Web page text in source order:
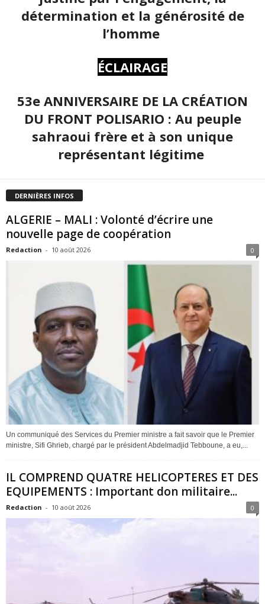
détermination et la générosité de
l’homme
ÉCLAIRAGE
53e ANNIVERSAIRE DE LA CRÉATION
DU FRONT POLISARIO : Au peuple
sahraoui frère et à son unique
représentant légitime
DERNIÈRES INFOS
ALGERIE – MALI : Volonté d’écrire une
nouvelle page de coopération
Redaction - 10 août 2026 0
Un communiqué des Services du Premier ministre a fait savoir que le Premier
ministre, Sifi Ghrieb, chargé par le président Abdelmadjid Tebboune, a eu,...
IL COMPREND QUATRE HELICOPTERES ET DES
EQUIPEMENTS : Important don militaire...
Redaction - 10 août 2026 0